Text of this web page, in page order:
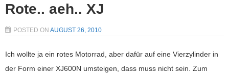
Rote.. aeh.. XJ
POSTED ON AUGUST 26, 2010
Ich wollte ja ein rotes Motorrad, aber dafür auf eine Vierzylinder in
der Form einer XJ600N umsteigen, dass muss nicht sein. Zum